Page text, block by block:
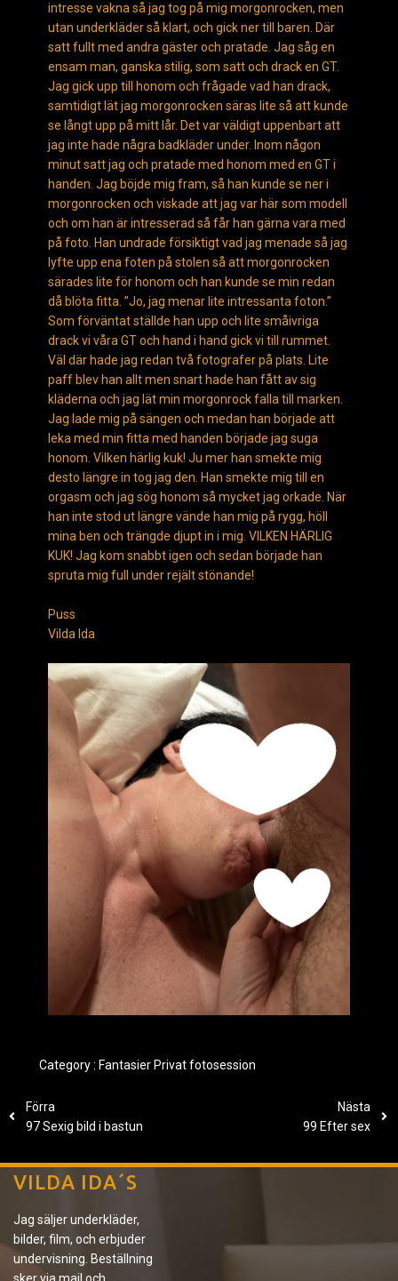
intresse vakna så jag tog på mig morgonrocken, men
utan underkläder så klart, och gick ner till baren. Där
satt fullt med andra gäster och pratade. Jag såg en
ensam man, ganska stilig, som satt och drack en GT.
Jag gick upp till honom och frågade vad han drack,
samtidigt lät jag morgonrocken säras lite så att kunde
se långt upp på mitt lår. Det var väldigt uppenbart att
jag inte hade några badkläder under. Inom någon
minut satt jag och pratade med honom med en GT i
handen. Jag böjde mig fram, så han kunde se ner i
morgonrocken och viskade att jag var här som modell
och om han är intresserad så får han gärna vara med
på foto. Han undrade försiktigt vad jag menade så jag
lyfte upp ena foten på stolen så att morgonrocken
särades lite för honom och han kunde se min redan
då blöta fitta. ”Jo, jag menar lite intressanta foton.”
Som förväntat ställde han upp och lite småivriga
drack vi våra GT och hand i hand gick vi till rummet.
Väl där hade jag redan två fotografer på plats. Lite
paff blev han allt men snart hade han fått av sig
kläderna och jag lät min morgonrock falla till marken.
Jag lade mig på sängen och medan han började att
leka med min fitta med handen började jag suga
honom. Vilken härlig kuk! Ju mer han smekte mig
desto längre in tog jag den. Han smekte mig till en
orgasm och jag sög honom så mycket jag orkade. När
han inte stod ut längre vände han mig på rygg, höll
mina ben och trängde djupt in i mig. VILKEN HÄRLIG
KUK! Jag kom snabbt igen och sedan började han
spruta mig full under rejält stönande!
Puss
Vilda Ida
Category : Fantasier Privat fotosession
Förra
97 Sexig bild i bastun
Nästa
99 Efter sex
VILDA IDA´S
Jag säljer underkläder,
bilder, film, och erbjuder
undervisning. Beställning